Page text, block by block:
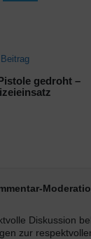
gedroht –
Diskussion
zur